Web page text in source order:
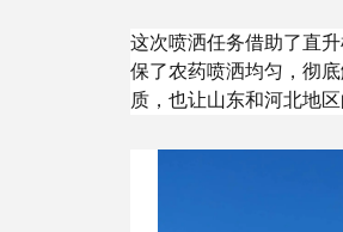
这次喷洒任务借助了直
保了农药喷洒均匀，彻
质，也让山东和河北地